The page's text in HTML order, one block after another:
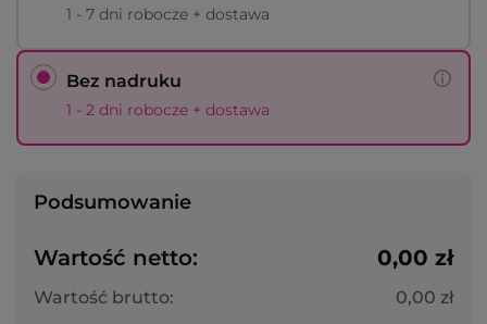
1 - 7 dni robocze + dostawa
Bez nadruku
1 - 2 dni robocze + dostawa
Podsumowanie
Wartość netto: 0,00 zł
Wartość brutto: 0,00 zł